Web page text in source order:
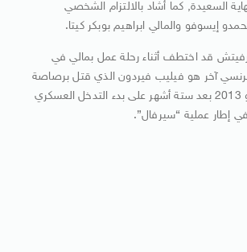
السعيدة, كما أشاد بالالتزام الشخصي
إيسوفو والمالي ابراهيم بوبكر كيتا.
قد اختطف أثناء رحلة عمل بمالي في
2011 مع فرنسي آخر هو فيليب فيردون الذي قتل برصاصة
في الرأس في يوليو 2013 بعد ستة أشهر على بدء التدخل العسكري
إطار عملية “سيرفال”.